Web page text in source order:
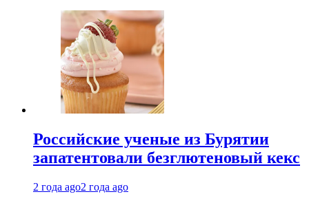
Российские ученые из Бурятии
запатентовали безглютеновый кекс
2 года ago2 года ago